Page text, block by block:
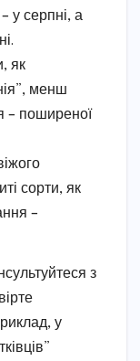
у серпні, а
як
менш
– поширеної
сорти, як
–
з
у